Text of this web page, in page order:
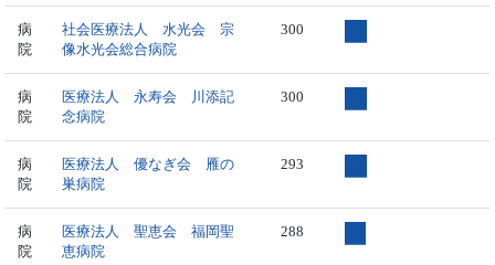
病
院
社会医療法人 水光会 宗
像水光会総合病院
300
病
院
医療法人 永寿会 川添記
念病院
300
病
院
医療法人 優なぎ会 雁の
巣病院
293
病
院
医療法人 聖恵会 福岡聖
恵病院
288